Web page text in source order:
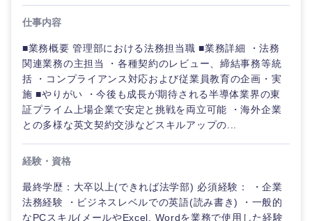
SCM
人事
マーケテ
ィング
営業
クリエイ
M&A・事業投資
経営企画
人事
マーケティング
サービス
クリエイティブ
コンサルタント
電気・電子・半導体
素材・化学・金属
食品・化粧品・アパレル・消費財
メディカル・ヘルスケア・ライフサイエンス
建設・不動産
関東地方
茨城県 栃木県
群馬県
千葉県 東京都
フリーワード
こだわり条件を入力ください
急募 第二新卒
業
仕事内容
■業務概要 管理部における法務担当職 ■業務詳細 ・法務
関連業務の主担当 ・各種契約のレビュー、締結事務等統
括 ・コンプライアンス対応および従業員教育の企画・実
施 ■やりがい ・今後も成長が期待される半導体業界の東
証プライム上場企業で安定と挑戦を両立可能 ・海外企業
との多様な英文契約交渉などスキルアップの...
経験・資格
最終学歴：大卒以上(できれば法学部) 必須経験： ・企業
法務経験 ・ビジネスレベルでの英語(読み書き) ・一般的
なPCスキル(メールやExcel, Wordを業務で使用した経験